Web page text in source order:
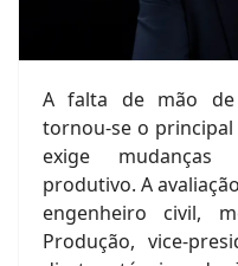
A falta de mão
tornou-se o
exige
produtivo. A
engenheiro civil,
Produção, vice-